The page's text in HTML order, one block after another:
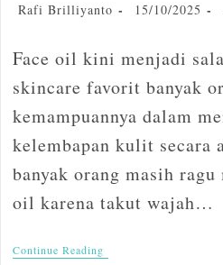
Rafi Brilliyanto 15/10/2025
Face oil kini menjadi
skincare favorit banyak
kemampuannya dalam
kelembapan kulit secara
banyak orang masih ragu
oil karena takut wajah…
Continue Reading